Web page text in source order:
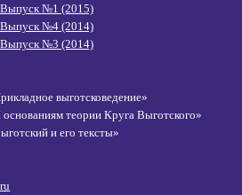
Выпуск №1 (2015)
Выпуск №4 (2014)
Выпуск №3 (2014)
выготсковедение»
основаниям теории Круга Выготского»
и его тексты»